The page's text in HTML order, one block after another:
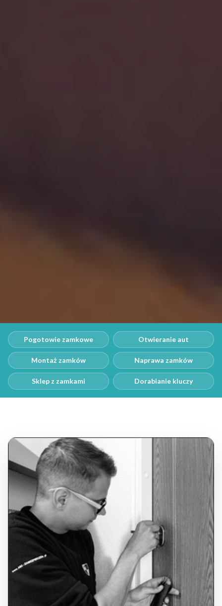
Pogotowie zamkowe Otwieranie aut
Montaż zamków Naprawa zamków
Sklep z zamkami Dorabianie kluczy